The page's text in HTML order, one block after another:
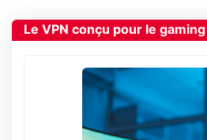
Le VPN conçu pour le gaming